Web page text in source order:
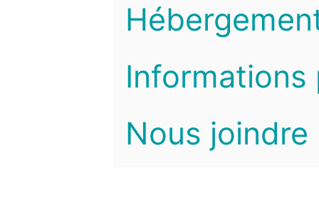
Informations
Nous joindre